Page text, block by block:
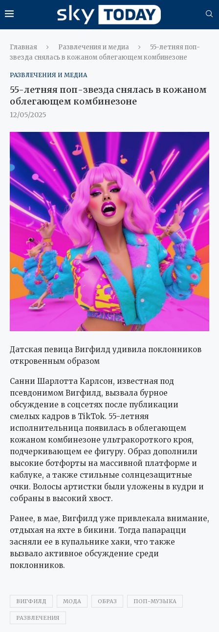
Главная Развлечения и медиа
55-летняя поп-
звезда снялась в кожаном облегающем комбинезоне
РАЗВЛЕЧЕНИЯ И МЕДИА
55-летняя поп-звезда снялась в кожаном
облегающем комбинезоне
12/05/2025
Датская певица Вигфилд удивила поклонников
откровенным образом
Санни Шарлотта Карлсон, известная под
псевдонимом Вигфилд, вызвала бурное
обсуждение в соцсетях после публикации
смелых кадров в TikTok. 55-летняя
исполнительница появилась в облегающем
кожаном комбинезоне ультракороткого кроя,
подчеркивающем ее фигуру. Образ дополнили
высокие ботфорты на массивной платформе и
каблуке, а также стильные солнцезащитные
очки. Волосы артистки были уложены в кудри и
собраны в высокий хвост.
Ранее, в мае, Вигфилд уже привлекала внимание,
отдыхая на яхте в бикини. Тогда папарацци
засняли ее в купальнике хаки, что также
вызвало активное обсуждение среди
поклонников.
ВИГФИЛД МОДА ОБРАЗ ПОП-МУЗЫКА
РАЗВЛЕЧЕНИЯ